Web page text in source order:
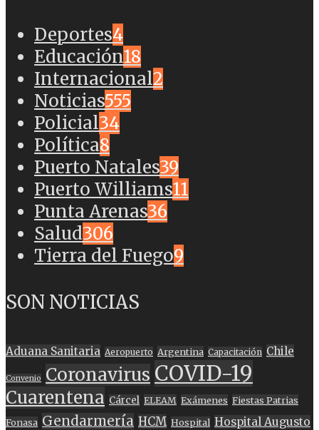
Deportes4
Educación18
Internacional2
Noticias555
Policial34
Política8
Puerto Natales39
Puerto Williams11
Punta Arenas36
Salud306
Tierra del Fuego9
SON NOTICIAS
Aduana Sanitaria Aeropuerto Argentina Capacitación Chile
Convenio Coronavirus COVID-19
Cuarentena Cárcel ELEAM Exámenes Fiestas Patrias
Fonasa Gendarmería HCM Hospital Hospital Augusto